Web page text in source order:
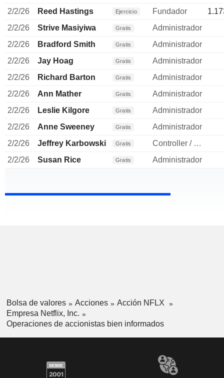
2/2/26
Reed Hastings Ejercicio Fundador
2/2/26
Strive Masiyiwa Gratis
Administrador
2/2/26
Bradford Smith Gratis
Administrador
2/2/26
Jay Hoag Gratis
Administrador
2/2/26
Richard Barton Gratis
Administrador
2/2/26
Ann Mather Gratis
Administrador
2/2/26
Leslie Kilgore Gratis
Administrador
2/2/26
Anne Sweeney Gratis
Administrador
2/2/26
Jeffrey Karbowski Gratis
Controller / auditor
2/2/26
Susan Rice Gratis Administrador
Bolsa de valores Acciones
Acción NFLX
Empresa Netflix, Inc.
Operaciones de accionistas bien informados